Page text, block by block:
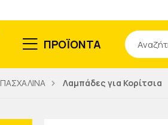
ΠΡΟΪΟΝΤΑ
Αναζήτηση
ΠΑΣΧΑΛΙΝΑ Λαμπάδες για Κορίτσια